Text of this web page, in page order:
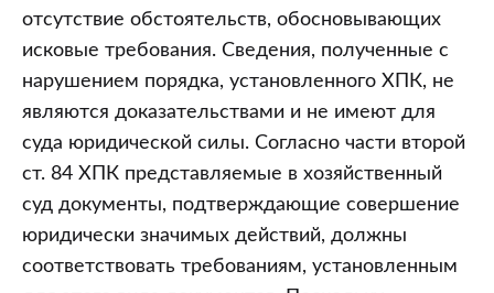
отсутствие обстоятельств, обосновывающих
исковые требования. Сведения, полученные с
нарушением порядка, установленного ХПК, не
являются доказательствами и не имеют для
суда юридической силы. Согласно части второй
ст. 84 ХПК представляемые в хозяйственный
суд документы, подтверждающие совершение
юридически значимых действий, должны
соответствовать требованиям, установленным